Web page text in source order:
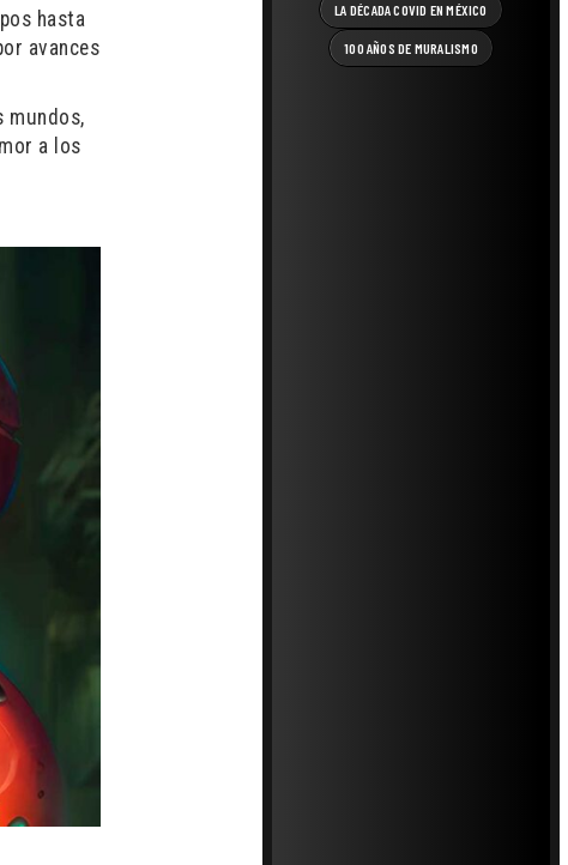
LA DÉCADA COVID EN MÉXICO
100 AÑOS DE MURALISMO
hasta
avances
mundos,
a los